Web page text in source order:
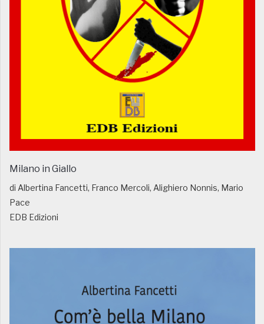
Milano in Giallo
di Albertina Fancetti, Franco Mercoli, Alighiero Nonnis, Mario
Pace
EDB Edizioni